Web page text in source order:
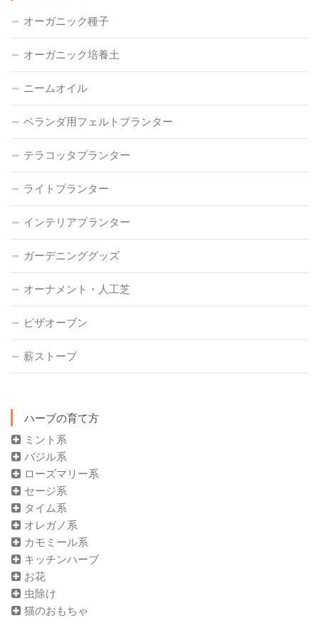
オーガニック種子
オーガニック培養土
ニームオイル
ベランダ用フェルトプランター
テラコッタプランター
ライトプランター
インテリアプランター
ガーデニンググッズ
オーナメント・人工芝
ピザオーブン
薪ストーブ
ハーブの育て方
ミント系
バジル系
ローズマリー系
セージ系
タイム系
オレガノ系
カモミール系
キッチンハーブ
お花
虫除け
猫のおもちゃ